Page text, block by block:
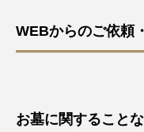
WEBからのご依頼
お墓に関すること